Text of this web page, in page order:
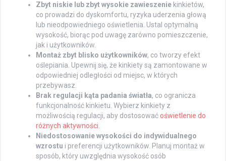
Zbyt niskie lub zbyt wysokie zawieszenie kinkietów,
co prowadzi do dyskomfortu, ryzyka uderzenia głową
lub nieodpowiedniego oświetlenia. Ustal optymalną
wysokość, biorąc pod uwagę zarówno pomieszczenie,
jak i użytkowników.
Montaż zbyt blisko użytkowników, co tworzy efekt
oślepiania. Upewnij się, że kinkiety są zamontowane w
odpowiedniej odległości od miejsc, w których
przebywasz.
Brak regulacji kąta padania światła, co ogranicza
funkcjonalność kinkietu. Wybierz kinkiety z
możliwością regulacji, aby dostosowaćoświetlenie do
różnych aktywności
Niedostosowanie wysokości do indywidualnego
wzrostu i preferencji użytkowników. Planuj montaż w
sposób, który uwzględnia wysokość osób